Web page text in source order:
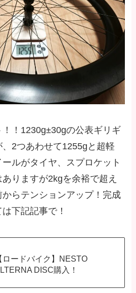
！1230g±30gの公表ギリギ
2つあわせて1255gと超軽
ルがタイヤ、スプロケット
りますが2kgを余裕で超え
らテンションアップ！完成
下記記事で！
ロードバイク】NESTO
DISC購入！